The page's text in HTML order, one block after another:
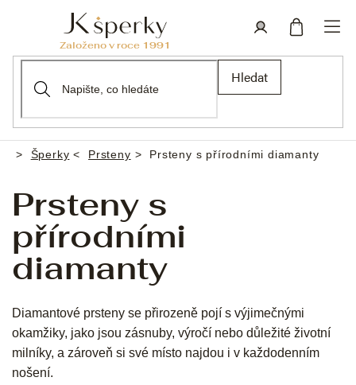
Hledat
Domů
Šperky Prsteny Prsteny s přírodními diamanty
Prsteny s
přírodními
diamanty
Diamantové prsteny se přirozeně pojí s výjimečnými
okamžiky, jako jsou zásnuby, výročí nebo důležité životní
milníky, a zároveň si své místo najdou i v každodenním
nošení.